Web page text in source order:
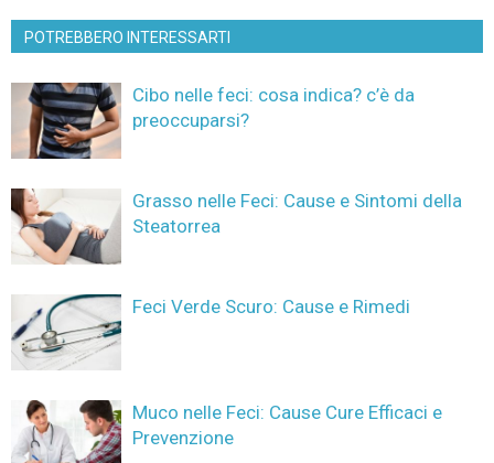
POTREBBERO INTERESSARTI
Cibo nelle feci: cosa indica? c’è da
preoccuparsi?
Grasso nelle Feci: Cause e Sintomi della
Steatorrea
Feci Verde Scuro: Cause e Rimedi
Muco nelle Feci: Cause Cure Efficaci e
Prevenzione